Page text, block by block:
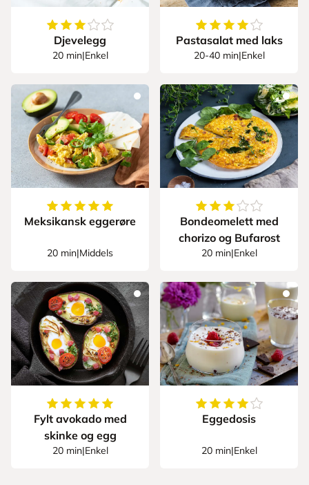
3.6666666666666665
stjerner
Djevelegg
20 min|Enkel
4av5stjerner
Pastasalat med laks
20-40 min|Enkel
5av5stjerner
Meksikansk eggerøre
20 min|Middels
Bondeomelett med
chorizo og Bufarost
20 min|Enkel
5av5stjerner
Fylt avokado med
skinke og egg
20 min|Enkel
4.6875av5stjerner
Eggedosis
20 min|Enkel